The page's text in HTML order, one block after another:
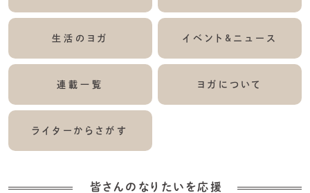
生活のヨガ イベント&ニュース
連載一覧 ヨガについて
ライターからさがす
皆さんのなりたいを応援